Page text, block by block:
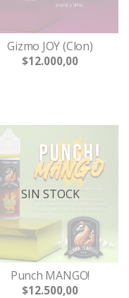
Gizmo JOY (Clon)
$12.000,00
SIN STOCK
Punch MANGO!
$12.500,00